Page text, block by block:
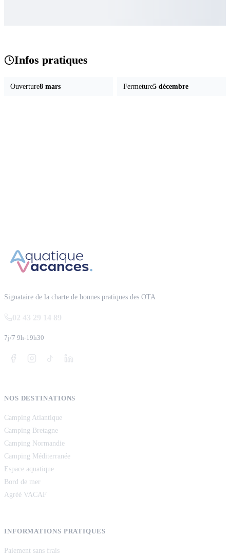
Infos pratiques
Ouverture8 mars Fermeture5 décembre
Signataire de la charte de bonnes pratiques des OTA
02 43 29 14 89
7j/7 9h-19h30
NOS DESTINATIONS
Camping Atlantique
Camping Bretagne
Camping Normandie
Camping Méditerranée
Espace aquatique
Bord de mer
Agréé VACAF
INFORMATIONS PRATIQUES
Paiement sans frais